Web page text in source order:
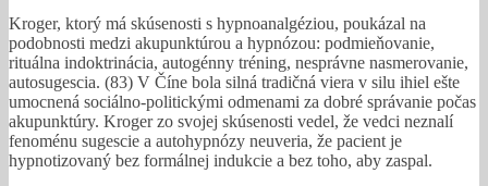
Kroger, ktorý má skúsenosti s hypnoanalgéziou, poukázal na
podobnosti medzi akupunktúrou a hypnózou: podmieňovanie,
rituálna indoktrinácia, autogénny tréning, nesprávne nasmerovanie,
autosugescia. (83) V Číne bola silná tradičná viera v silu ihiel ešte
umocnená sociálno-politickými odmenami za dobré správanie počas
akupunktúry. Kroger zo svojej skúsenosti vedel, že vedci neznalí
fenoménu sugescie a autohypnózy neuveria, že pacient je
hypnotizovaný bez formálnej indukcie a bez toho, aby zaspal.